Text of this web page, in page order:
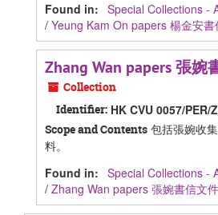
Found in: Special Collections -
/ Yeung Kam On papers 楊金安書
Zhang Wan papers 張婉
Collection
Identifier: HK CVU 0057/PER/
Scope and Contents 包括張婉收
料。
Found in: Special Collections -
/ Zhang Wan papers 張婉書信文件